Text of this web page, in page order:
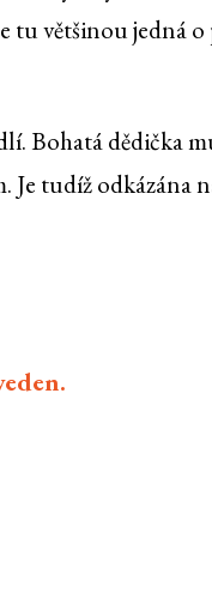
tu většinou jedná
Bohatá dědička
Je tudíž odkázána